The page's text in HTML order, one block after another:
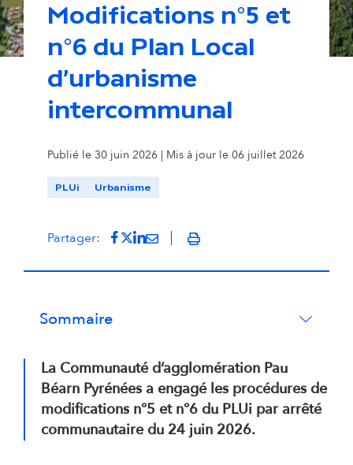
Modifications n°5 et
n°6 du Plan Local
d'urbanisme
intercommunal
Publié le 30 juin 2026 | Mis à jour le 06 juillet 2026
PLUi Urbanisme
Partager: Partager sur Facebook
(s'ouvre dans un nouvel onglet)
Partager sur Twitter
(s'ouvre dans un nouvel onglet)
Partager sur LinkedIn
(s'ouvre dans un nouvel onglet)
Partager par mail
(s'ouvre dans un nouvel
Imprimer
Sommaire
La Communauté d’agglomération Pau
Béarn Pyrénées a engagé les procédures de
modifications n°5 et n°6 du PLUi par arrêté
communautaire du 24 juin 2026.